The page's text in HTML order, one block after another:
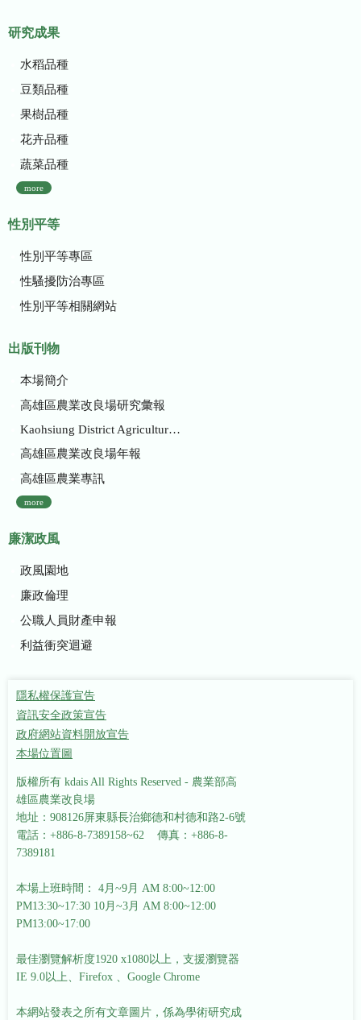
研究成果
水稻品種
豆類品種
果樹品種
花卉品種
蔬菜品種
more
性別平等
性別平等專區
性騷擾防治專區
性別平等相關網站
出版刊物
本場簡介
高雄區農業改良場研究彙報
Kaohsiung District Agricultural Research and Extension Station
高雄區農業改良場年報
高雄區農業專訊
more
廉潔政風
政風園地
廉政倫理
公職人員財產申報
利益衝突迴避
隱私權保護宣告
資訊安全政策宣告
政府網站資料開放宣告
本場位置圖
版權所有 kdais All Rights Reserved - 農業部高
雄區農業改良場
地址：908126屏東縣長治鄉德和村德和路2-6號
電話：+886-8-7389158~62 傳真：+886-8-
7389181
本場上班時間： 4月~9月 AM 8:00~12:00
PM13:30~17:30 10月~3月 AM 8:00~12:00
PM13:00~17:00
最佳瀏覽解析度1920 x1080以上，支援瀏覽器
IE 9.0以上、Firefox 、Google Chrome
本網站發表之所有文章圖片，係為學術研究成